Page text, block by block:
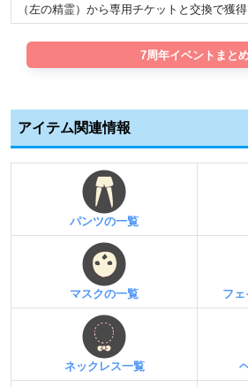
（左の精霊）から専用チケットと交換で獲
7周年イベントまと
アイテム関連情報
パンツの一覧
マスクの一覧 フ
ネックレス一覧